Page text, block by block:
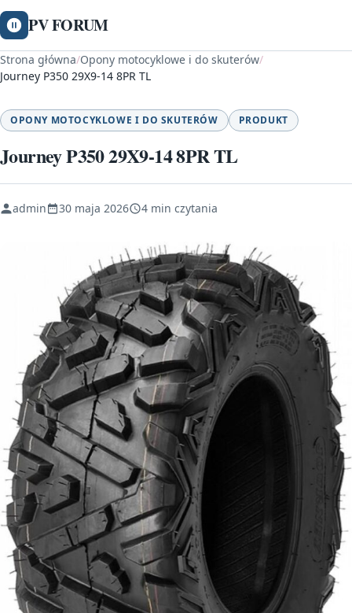
PV FORUM
Strona główna/Opony motocyklowe i do skuterów/
Journey P350 29X9-14 8PR TL
OPONY MOTOCYKLOWE I DO SKUTERÓW PRODUKT
Journey P350 29X9-14 8PR TL
admin 30 maja 2026 4 min czytania